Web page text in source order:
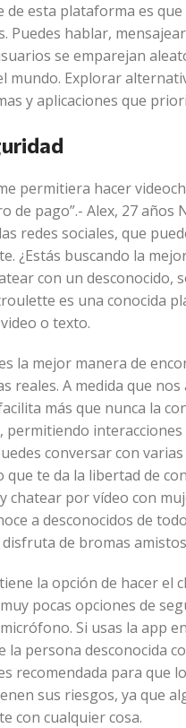
esta plataforma es
Puedes hablar,
se emparejan
mundo. Explorar
y aplicaciones que
permitiera hacer
de pago”.- Alex, 27
redes sociales, que
¿Estás buscando la
con un
es una conocida
o texto.
la mejor manera de
reales. A medida que
más que nunca la
permitiendo
conversar con
te da la libertad de
chatear por vídeo con
a desconocidos de
de bromas
la opción de hacer
pocas opciones de
Si usas la app
la persona desconocida
recomendada para que
sus riesgos, ya que
con cualquier cosa.